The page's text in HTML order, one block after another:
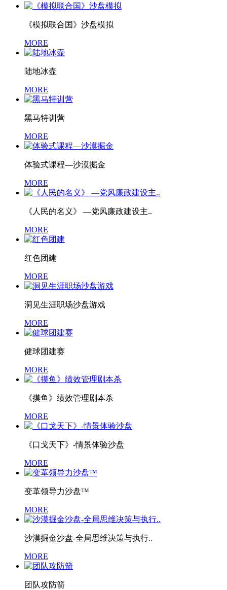
《模拟联合国》沙盘模拟
MORE
陆地冰壶
MORE
黑马特训营
MORE
体验式课程—沙漠掘金
MORE
《人民的名义》 —党风廉政建设主..
MORE
红色团建
MORE
洞见生涯职场沙盘游戏
MORE
健球团建赛
MORE
《摸鱼》绩效管理剧本杀
MORE
《口戈天下》-情景体验沙盘
MORE
变革领导力沙盘™
MORE
沙漠掘金沙盘-全局思维决策与执行..
MORE
团队攻防箭